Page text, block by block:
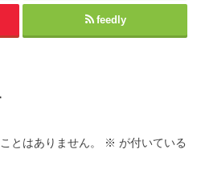
feedly
とはありません。 ※ が付いている